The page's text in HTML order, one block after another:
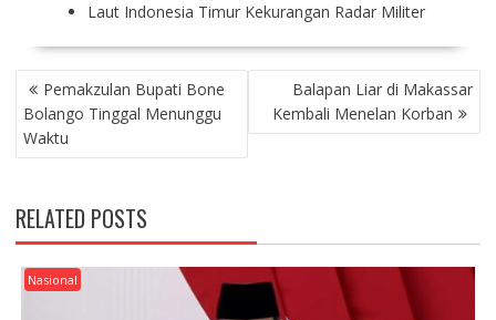
Laut Indonesia Timur Kekurangan Radar Militer
P
O
S
T
A
V
I
G
A
Pemakzulan Bupati Bone
Bolango Tinggal Menunggu
Waktu
Balapan Liar di Makassar
Kembali Menelan Korban
RELATED POSTS
Nasional